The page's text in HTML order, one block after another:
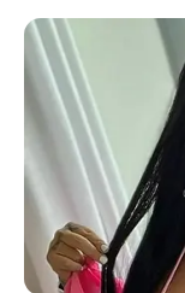
фондів, договір
бланки актів
благодійного
місцевих
подальшому 80
а решта 20 %,
використані